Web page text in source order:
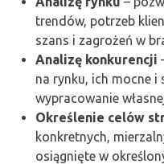
trendów, potrzeb
szans i zagrożeń w
Analizę konkurencji
na rynku, ich mocne i
wypracowanie
Określenie celów
konkretnych,
osiągnięte w